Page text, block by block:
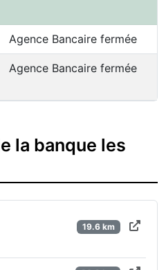
Agence Bancaire fermée
Agence Bancaire fermée
la banque les
19.6 km